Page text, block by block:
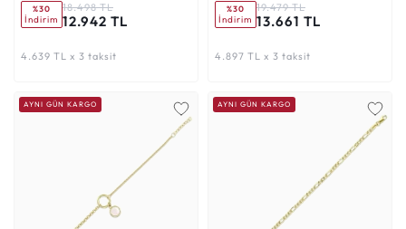
%30
İndirim
18.498 TL
12.942 TL
4.639 TL x 3 taksit
%30
İndirim
19.479 TL
13.661 TL
4.897 TL x 3 taksit
AYNI GÜN KARGO AYNI GÜN KARGO